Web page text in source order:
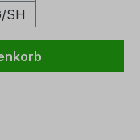
SH
Wert